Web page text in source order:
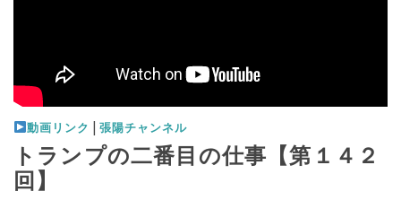
動画リンク | 張陽チャンネル
トランプの二番目の仕事【第１４２
回】